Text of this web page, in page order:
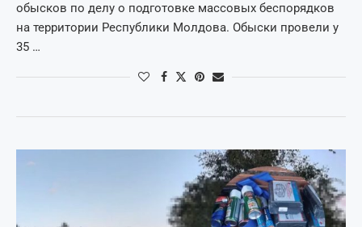
обысков по делу о подготовке массовых беспорядков
на территории Республики Молдова. Обыски провели у
35 …